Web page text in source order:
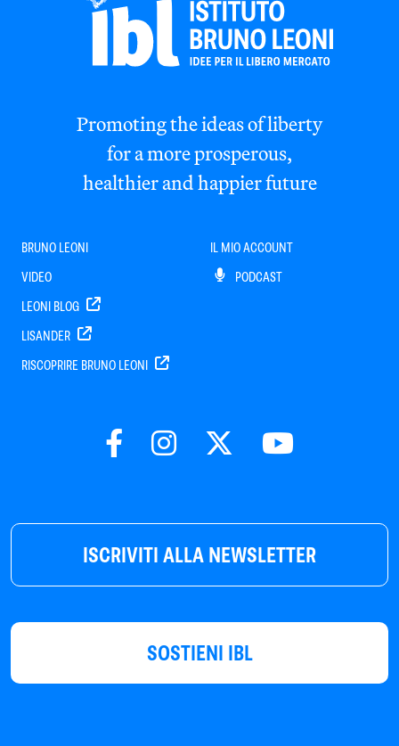
ISCRIVITI ALLA NEWSLETTER
SOSTIENI IBL
Promoting the ideas of liberty
for a more prosperous,
healthier and happier future
BRUNO LEONI
VIDEO
LEONI BLOG
LISANDER
RISCOPRIRE BRUNO LEONI
IL MIO ACCOUNT
PODCAST